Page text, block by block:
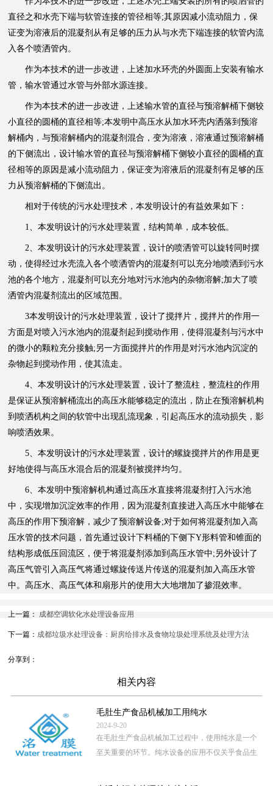
直径之和水壳下端与软管连接的管径相等;其原因减小流动阻力，保
证变为溶液后的混凝剂从有足够的压力从与水壳下端连接的软管内流
入各个喷洒管内。
作为本技术的进一步改进，上述加水环壳的外圆面上安装有输水
管，输水管通过水管与外部水源连接。
作为本技术的进一步改进，上述输水管的直径与预溶解桶下侧较
小直径的圆桶的直径相等;本发明中高压水从加水环壳内洒落到预溶
解桶内，与预溶解桶内的混凝剂混合，变为溶液，溶液通过预溶解桶
的下侧流出，设计输水管的直径与预溶解桶下侧较小直径的圆桶的直
径相等的原因是减小流动阻力，保证变为溶液后的混凝剂有足够的压
力从预溶解桶的下侧流出。
相对于传统的污水处理技术，本发明设计的有益效果如下：
1、本发明设计的污水处理装置，结构简单，成本较低。
2、本发明设计的污水处理装置，设计的喷洒管可以旋转同时摆
动，使得经过水壳流入各个喷洒管内的混凝剂可以充分地喷洒到污水
池的各个地方，混凝剂可以充分地对污水池内的杂物溶解;加大了喷
洒管内混凝剂流出的区域范围。
3本发明设计的污水处理装置，设计了搅拌片，搅拌片的作用一
方面是对喷入污水池内的混凝剂起到搅动作用，使得混凝剂与污水中
的微小的颗粒充分接触;另一方面搅拌片的作用是对污水池内沉淀的
杂物起到搅动作用，使其流走。
4、本发明设计的污水处理装置，设计了整流柱，整流柱的作用
是保证从预溶解桶流出的高压水能够稳定的流出，防止在预溶解机构
到喷洒机构之间的软管中出现乱流现象，引起高压水的流动损失，影
响喷洒效果。
5、本发明设计的污水处理装置，设计的螺旋搅拌片的作用是更
好地使得与高压水混合后的混凝剂被搅拌均匀。
6、本发明中预溶解机构通过高压水直接将混凝剂打入污水池
中，实现增加沉淀效率的作用，因为混凝剂直接进入高压水中能够在
高压的作用下预溶解，减少了预溶解设备;对于如何将混凝剂加入高
压水管的技术问题，首先通过设计下料桶的下侧下Y形料管和锥面的
结构形成低压回流区，便于将混凝剂添加到高压水管中;另外设计了
高压气管引入高压气将通过螺旋传送片传送的混凝剂加入高压水管
中。高压水、高压气体和扇形片的使用大大地增加了掺混效率。
上一篇： 成都空调软化水处理设备应用
下一篇： 成都垃圾水处理设备：厨房给排水及食物垃圾处理系统及处理方法
分享到：
相关内容
毛肚生产食品机械加工用纯水
2024-9-20
在毛肚生产食品机械加工过程中，使用纯水是一个
至关重要的环节。纯水设备的应用不仅关乎食品生